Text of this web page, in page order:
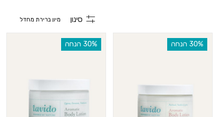
סינון
‫30% הנחה ‫30% הנחה